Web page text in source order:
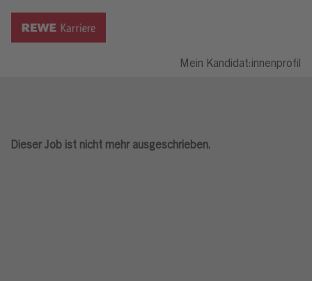
Mein Kandidat:innenprofil
Dieser Job ist nicht mehr ausgeschrieben.